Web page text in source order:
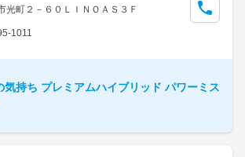
光町２－６０ＬＩＮＯＡＳ３Ｆ
1011
気持ち プレミアムハイブリッド パワーミス